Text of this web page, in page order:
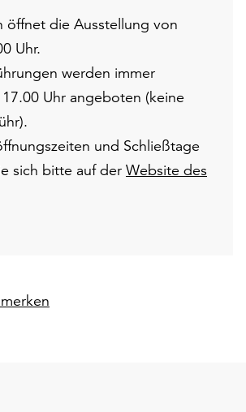
öffnet die Ausstellung von
Uhr.
werden immer
Uhr angeboten (keine
und Schließtage
sich bitte auf der Website des
Ausstellung merken